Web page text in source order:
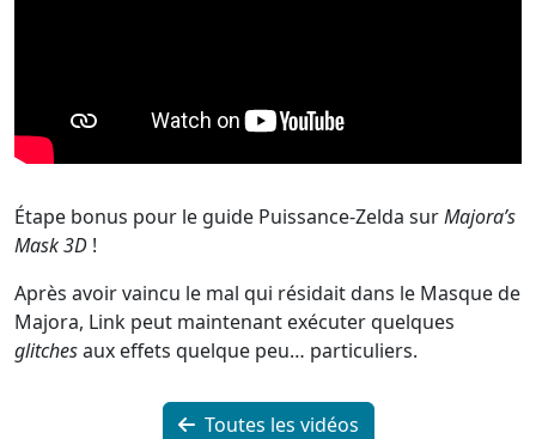
Étape bonus pour le guide Puissance-Zelda surMajora’s
Mask 3D !
Après avoir vaincu le mal qui résidait dans le Masque de
Majora, Link peut maintenant exécuter quelques
glitchesaux effets quelque peu… particuliers.
Toutes les vidéos